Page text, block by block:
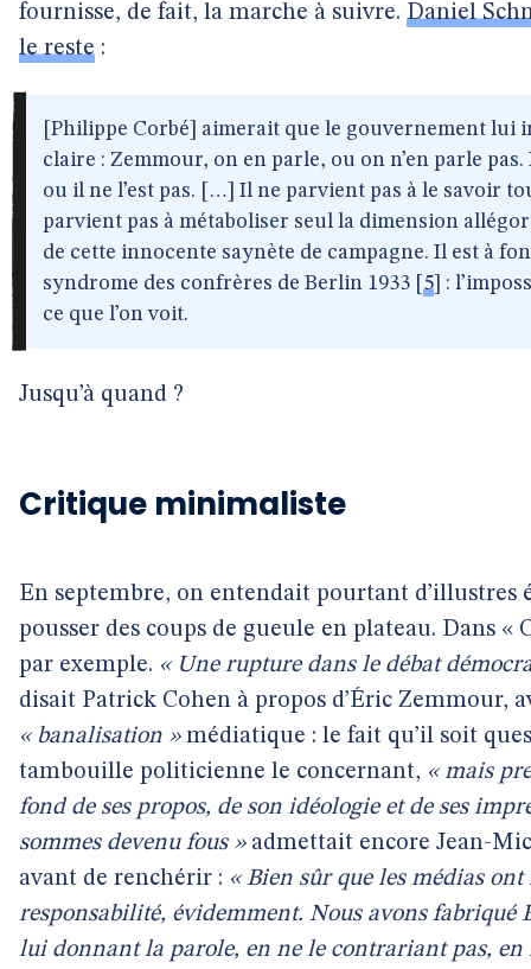
fournisse, de fait, la marche à suivre. Daniel
le reste :
[Philippe Corbé] aimerait que le gouvernement lui
claire : Zemmour, on en parle, ou on n’en parle
ou il ne l’est pas. […] Il ne parvient pas à le savoir
parvient pas à métaboliser seul la dimension
de cette innocente saynète de campagne. Il est à
syndrome des confrères de Berlin 1933
5
:
ce que l’on voit.
Jusqu’à quand ?
Critique minimaliste
En septembre, on entendait pourtant d’illustres
pousser des coups de gueule en plateau. Dans «
par exemple. « Une rupture dans le débat
disait Patrick Cohen à propos d’Éric Zemmour,
« banalisation »médiatique : le fait qu’il soit
tambouille politicienne le concernant, « mais
fond de ses propos, de son idéologie et de ses
sommes devenu fous »admettait encore Jean-
avant de renchérir : « Bien sûr que les médias
responsabilité, évidemment. Nous avons fabriqué
lui donnant la parole, en ne le contrariant pas,